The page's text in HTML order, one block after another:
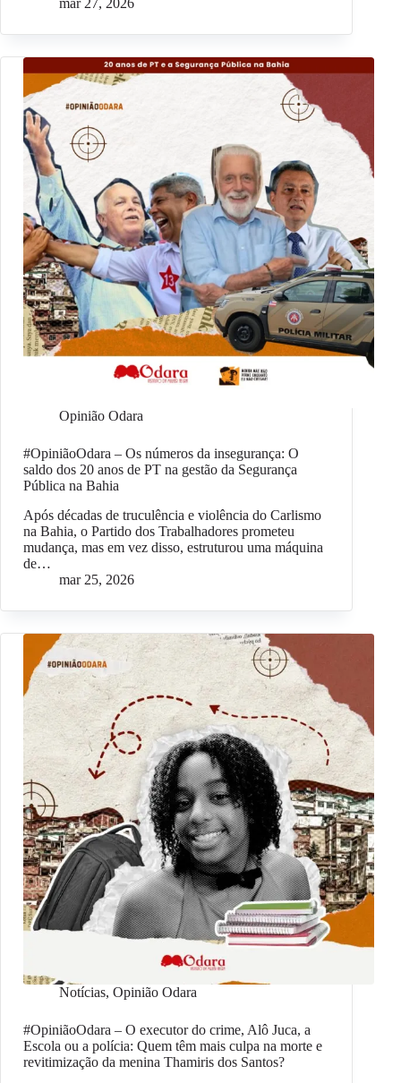
mar 27, 2026
Opinião Odara
#OpiniãoOdara – Os números da insegurança: O
saldo dos 20 anos de PT na gestão da Segurança
Pública na Bahia
Após décadas de truculência e violência do Carlismo
na Bahia, o Partido dos Trabalhadores prometeu
mudança, mas em vez disso, estruturou uma máquina
de…
mar 25, 2026
Notícias, Opinião Odara
#OpiniãoOdara – O executor do crime, Alô Juca, a
Escola ou a polícia: Quem têm mais culpa na morte e
revitimização da menina Thamiris dos Santos?